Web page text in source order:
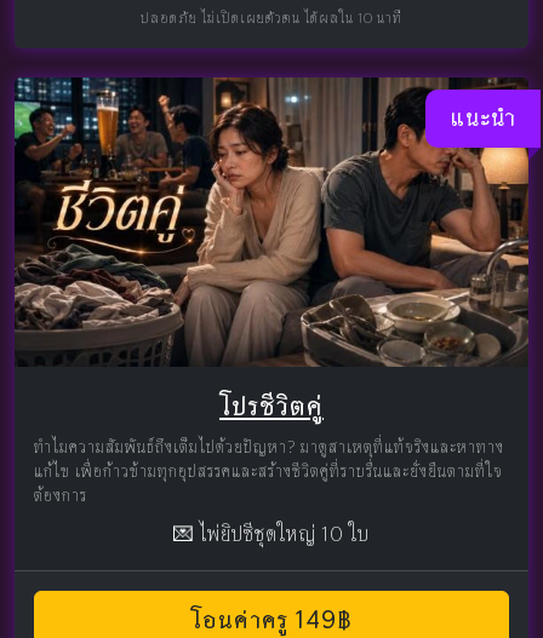
ปลอดภัย ไม่เปิดเผยตัวตน ได้ผลใน 10 นาที
แนะนำ
โปรชีวิตคู่
ทำไมความสัมพันธ์ถึงเต็มไปด้วยปัญหา? มาดูสาเหตุที่แท้จริงและหาทาง
แก้ไข เพื่อก้าวข้ามทุกอุปสรรคและสร้างชีวิตคู่ที่ราบรื่นและยั่งยืนตามที่ใจ
ต้องการ
💌 ไพ่ยิปซีชุดใหญ่ 10 ใบ
โอนค่าครู 149฿